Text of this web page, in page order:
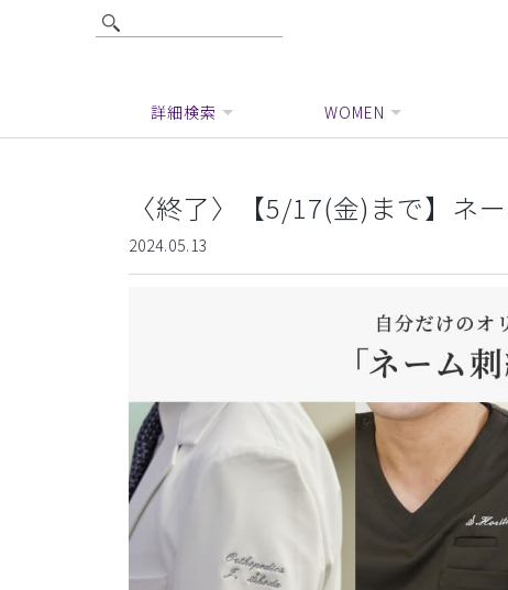
詳細検索 WOMEN
〈終了〉【5/17(金)まで】ネ
2024.05.13